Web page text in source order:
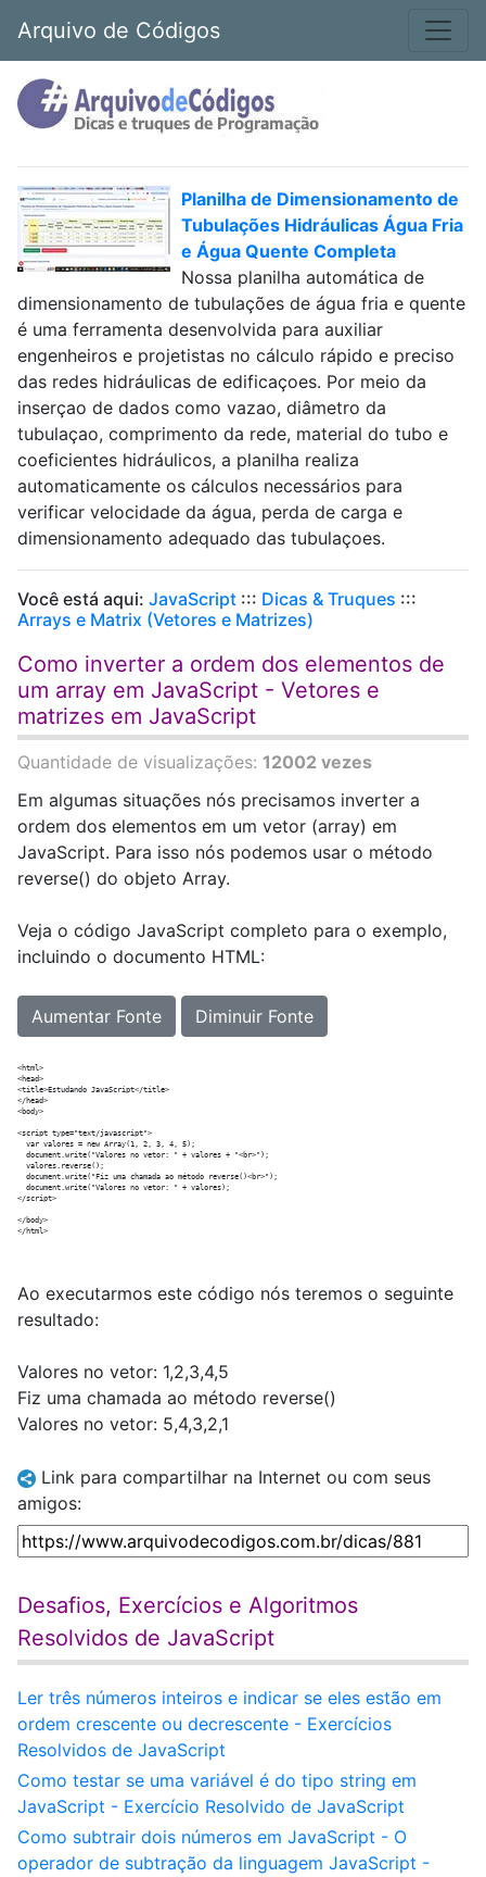
Arquivo de Códigos
Planilha de Dimensionamento de
Tubulações Hidráulicas Água Fria
e Água Quente Completa
Nossa planilha automática de
dimensionamento de tubulações de água fria e quente
é uma ferramenta desenvolvida para auxiliar
engenheiros e projetistas no cálculo rápido e preciso
das redes hidráulicas de edificaçoes. Por meio da
inserçao de dados como vazao, diâmetro da
tubulaçao, comprimento da rede, material do tubo e
coeficientes hidráulicos, a planilha realiza
automaticamente os cálculos necessários para
verificar velocidade da água, perda de carga e
dimensionamento adequado das tubulaçoes.
Você está aqui: JavaScript ::: Dicas & Truques :::
Arrays e Matrix (Vetores e Matrizes)
Como inverter a ordem dos elementos de
um array em JavaScript - Vetores e
matrizes em JavaScript
Quantidade de visualizações: 12002 vezes
Em algumas situações nós precisamos inverter a
ordem dos elementos em um vetor (array) em
JavaScript. Para isso nós podemos usar o método
reverse() do objeto Array.
Veja o código JavaScript completo para o exemplo,
incluindo o documento HTML:
Aumentar Fonte Diminuir Fonte
<html>
<head>
<title>Estudando JavaScript</title>
</head>
<body>
<script type="text/javascript">
  var valores = new Array(1, 2, 3, 4, 5);
  document.write("Valores no vetor: " + valores + "<br>");
  valores.reverse();
  document.write("Fiz uma chamada ao método reverse()<br>");
  document.write("Valores no vetor: " + valores);
</script>
</body>
Ao executarmos este código nós teremos o seguinte
resultado:
Valores no vetor: 1,2,3,4,5
Fiz uma chamada ao método reverse()
Valores no vetor: 5,4,3,2,1
Link para compartilhar na Internet ou com seus
amigos:
Desafios, Exercícios e Algoritmos
Resolvidos de JavaScript
Ler três números inteiros e indicar se eles estão em
ordem crescente ou decrescente - Exercícios
Resolvidos de JavaScript
Como testar se uma variável é do tipo string em
JavaScript - Exercício Resolvido de JavaScript
Como subtrair dois números em JavaScript - O
operador de subtração da linguagem JavaScript -